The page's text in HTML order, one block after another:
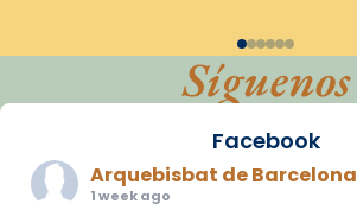
Síguenos
Facebook
Arquebisbat de Barcelona
1 week ago